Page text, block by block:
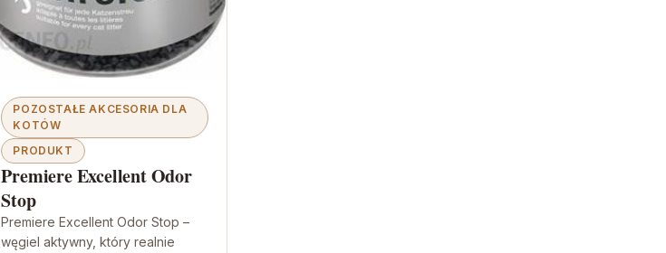
POZOSTAŁE AKCESORIA DLA
KOTÓW
PRODUKT
Premiere Excellent Odor
Stop
Premiere Excellent Odor Stop –
węgiel aktywny, który realnie